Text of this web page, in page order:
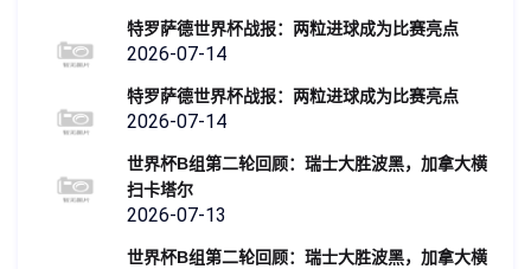
特罗萨德世界杯战报：两粒进球成为比赛亮点
2026-07-14
特罗萨德世界杯战报：两粒进球成为比赛亮点
2026-07-14
世界杯B组第二轮回顾：瑞士大胜波黑，加拿大横
扫卡塔尔
2026-07-13
世界杯B组第二轮回顾：瑞士大胜波黑，加拿大横